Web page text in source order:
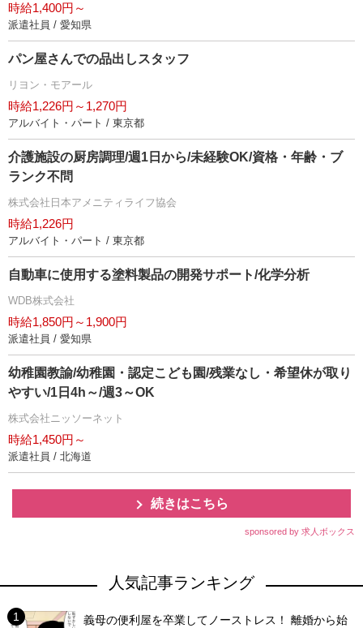
時給1,400円～
派遣社員 / 愛知県
パン屋さんでの品出しスタッフ
リヨン・モアール
時給1,226円～1,270円
アルバイト・パート / 東京都
介護施設の厨房調理/週1日から/未経験OK/資格・年齢・ブ
ランク不問
株式会社日本アメニティライフ協会
時給1,226円
アルバイト・パート / 東京都
自動車に使用する塗料製品の開発サポート/化学分析
WDB株式会社
時給1,850円～1,900円
派遣社員 / 愛知県
幼稚園教諭/幼稚園・認定こども園/残業なし・希望休が取り
すい/1日4h～/週3～OK
株式会社ニッソーネット
時給1,450円～
派遣社員 / 北海道
続きはこちら
sponsored by 求人ボックス
人気記事ランキング
義母の便利屋を卒業してノーストレス！ 離婚から始